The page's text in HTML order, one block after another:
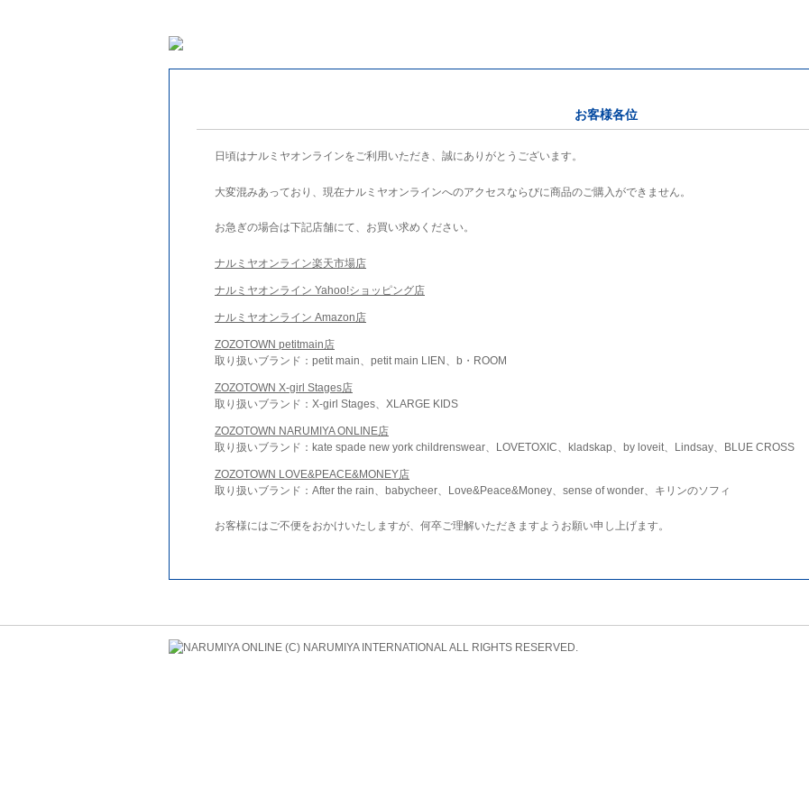
お客様各位
日頃はナルミヤオンラインをご利用いただき、誠にありがとうございます。
大変混みあっており、現在ナルミヤオンラインへのアクセスならびに商品のご購入ができません。
お急ぎの場合は下記店舗にて、お買い求めください。
ナルミヤオンライン楽天市場店
ナルミヤオンライン Yahoo!ショッピング店
ナルミヤオンライン Amazon店
ZOZOTOWN petitmain店
取り扱いブランド：petit main、petit main LIEN、b・ROOM
ZOZOTOWN X-girl Stages店
取り扱いブランド：X-girl Stages、XLARGE KIDS
ZOZOTOWN NARUMIYA ONLINE店
取り扱いブランド：kate spade new york childrenswear、LOVETOXIC、kladskap、by loveit、Lindsay、BLUE CROSS
ZOZOTOWN LOVE&PEACE&MONEY店
取り扱いブランド：After the rain、babycheer、Love&Peace&Money、sense of wonder、キリンのソフィ
お客様にはご不便をおかけいたしますが、何卒ご理解いただきますようお願い申し上げます。